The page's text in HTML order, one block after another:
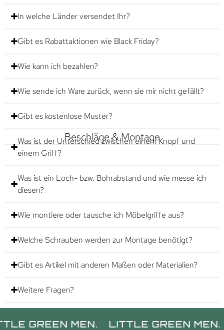
In welche Länder versendet Ihr?
Gibt es Rabattaktionen wie Black Friday?
Wie kann ich bezahlen?
Wie sende ich Ware zurück, wenn sie mir nicht gefällt?
Gibt es kostenlose Muster?
Beschläge & Montage
Was ist der Unterschied zwischen einem Knopf und
einem Griff?
Was ist ein Loch- bzw. Bohrabstand und wie messe ich
diesen?
Wie montiere oder tausche ich Möbelgriffe aus?
Welche Schrauben werden zur Montage benötigt?
Gibt es Artikel mit anderen Maßen oder Materialien?
Weitere Fragen?
MEN. LITTLE GREEN MEN.